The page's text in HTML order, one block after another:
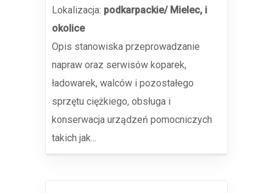
Lokalizacja: podkarpackie/ Mielec, i
okolice
Opis stanowiska przeprowadzanie
napraw oraz serwisów koparek,
ładowarek, walców i pozostałego
sprzętu ciężkiego, obsługa i
konserwacja urządzeń pomocniczych
takich jak...